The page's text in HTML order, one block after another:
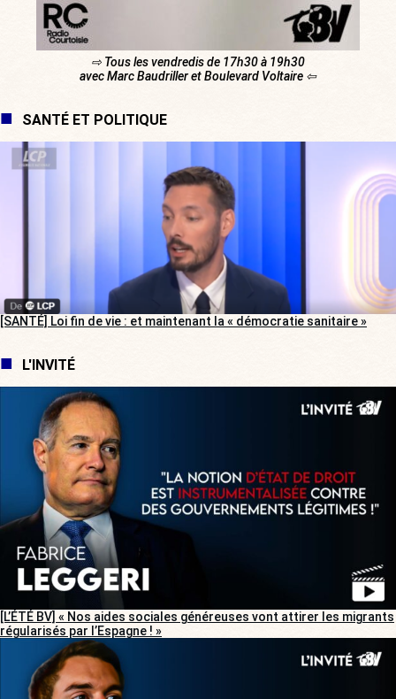
⇨ Tous les vendredis de 17h30 à 19h30
avec Marc Baudriller et Boulevard Voltaire ⇦
SANTÉ ET POLITIQUE
[SANTÉ] Loi fin de vie : et maintenant la « démocratie sanitaire »
L'INVITÉ
[L’ÉTÉ BV] « Nos aides sociales généreuses vont attirer les migrants
régularisés par l’Espagne ! »